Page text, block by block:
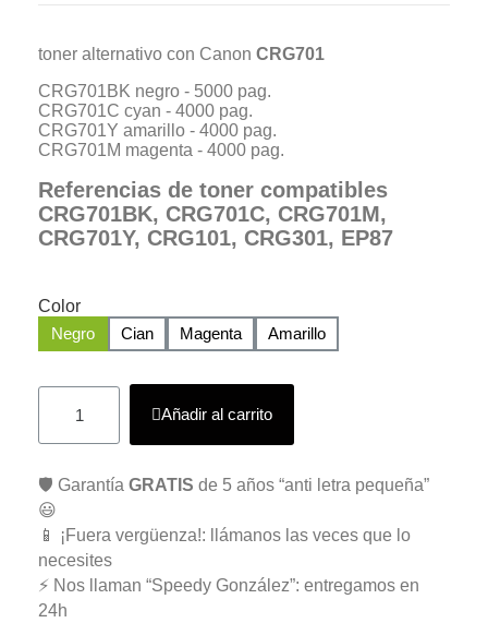
toner alternativo con Canon CRG701
CRG701BK negro - 5000 pag.
CRG701C cyan - 4000 pag.
CRG701Y amarillo - 4000 pag.
CRG701M magenta - 4000 pag.
Referencias de toner compatibles
CRG701BK, CRG701C, CRG701M,
CRG701Y, CRG101, CRG301, EP87
Color
Negro
Cian Magenta Amarillo
Añadir al carrito
🛡️ Garantía GRATIS de 5 años “anti letra pequeña”
😃
📱 ¡Fuera vergüenza!: llámanos las veces que lo
necesites
⚡ Nos llaman “Speedy González”: entregamos en
24h